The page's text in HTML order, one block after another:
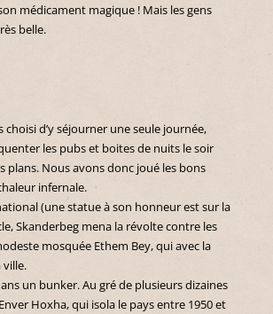
médicament magique ! Mais les gens
belle.
d’y séjourner une seule journée,
les pubs et boites de nuits le soir
plans. Nous avons donc joué les bons
infernale.
(une statue à son honneur est sur la
Skanderbeg mena la révolte contre les
mosquée Ethem Bey, qui avec la
ville.
un bunker. Au gré de plusieurs dizaines
Hoxha, qui isola le pays entre 1950 et